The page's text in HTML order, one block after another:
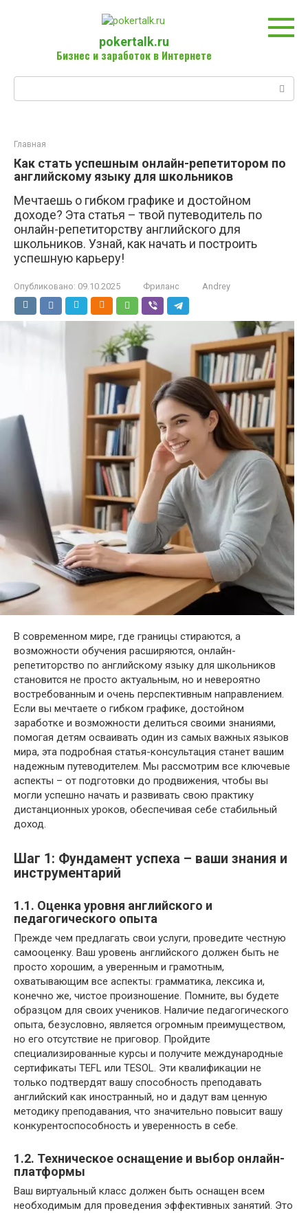
pokertalk.ru
Бизнес и заработок в Интернете
Главная
Как стать успешным онлайн-репетитором по
английскому языку для школьников
Мечтаешь о гибком графике и достойном
доходе? Эта статья – твой путеводитель по
онлайн-репетиторству английского для
школьников. Узнай, как начать и построить
успешную карьеру!
Опубликовано: 09.10.2025 Фриланс Andrey
В современном мире, где границы стираются, а
возможности обучения расширяются, онлайн-
репетиторство по английскому языку для школьников
становится не просто актуальным, но и невероятно
востребованным и очень перспективным направлением.
Если вы мечтаете о гибком графике, достойном
заработке и возможности делиться своими знаниями,
помогая детям осваивать один из самых важных языков
мира, эта подробная статья-консультация станет вашим
надежным путеводителем. Мы рассмотрим все ключевые
аспекты – от подготовки до продвижения, чтобы вы
могли успешно начать и развивать свою практику
дистанционных уроков, обеспечивая себе стабильный
доход.
Шаг 1: Фундамент успеха – ваши знания и
инструментарий
1.1. Оценка уровня английского и
педагогического опыта
Прежде чем предлагать свои услуги, проведите честную
самооценку. Ваш уровень английского должен быть не
просто хорошим, а уверенным и грамотным,
охватывающим все аспекты: грамматика, лексика и,
конечно же, чистое произношение. Помните, вы будете
образцом для своих учеников. Наличие педагогического
опыта, безусловно, является огромным преимуществом,
но его отсутствие не приговор. Пройдите
специализированные курсы и получите международные
сертификаты TEFL или TESOL. Эти квалификации не
только подтвердят вашу способность преподавать
английский как иностранный, но и дадут вам ценную
методику преподавания, что значительно повысит вашу
конкурентоспособность и уверенность в себе.
1.2. Техническое оснащение и выбор онлайн-
платформы
Ваш виртуальный класс должен быть оснащен всем
необходимым для проведения эффективных занятий. Это